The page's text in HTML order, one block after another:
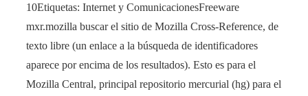
10Etiquetas: Internet y ComunicacionesFreeware
mxr.mozilla buscar el sitio de Mozilla Cross-Reference, de
texto libre (un enlace a la búsqueda de identificadores
aparece por encima de los resultados). Esto es para el
Mozilla Central, principal repositorio mercurial (hg) para el